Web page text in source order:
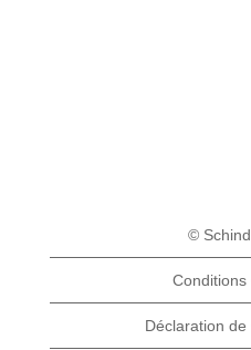
©
Conditions
Déclaration